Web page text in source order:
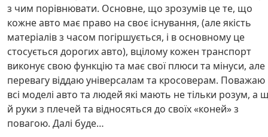
з чим порівнювати. Основне, що зрозумів це те, що
кожне авто має право на своє існування, (але якість
матеріалів з часом погіршується, і в основному це
стосується дорогих авто), вцілому кожен транспорт
виконує свою функцію та має свої плюси та мінуси, але
перевагу віддаю універсалам та кросоверам. Поважаю
всі моделі авто та людей які мають не тільки розум, а
й руки з плечей та відносяться до своїх «коней» з
повагою. Далі буде…